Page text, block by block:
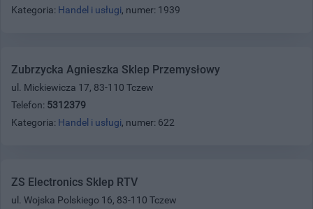
Kategoria: Handel i usługi, numer: 1939
Zubrzycka Agnieszka Sklep Przemysłowy
ul. Mickiewicza 17, 83-110 Tczew
Telefon: 5312379
Kategoria: Handel i usługi, numer: 622
ZS Electronics Sklep RTV
ul. Wojska Polskiego 16, 83-110 Tczew